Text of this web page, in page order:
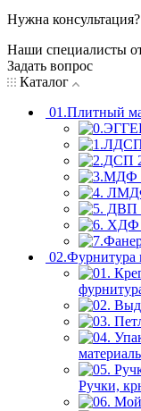
Нужна консультация?
Наши специалисты
Задать вопрос
Каталог
01.Плитный
02.Фурнитура
Ручки,